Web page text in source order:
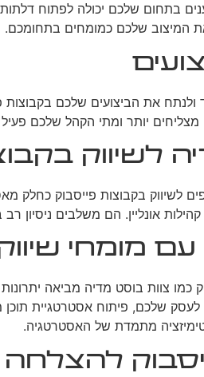
בתחום שלכם יכולה לפתוח דלתות
המיצוב שלכם כמומחים בתחומכם.
ולנתח את הביצועים שלכם
מצליחים יותר ומתי הקהל שלכם
לשיווק
לשיווק בקבוצות פייסבוק כחלק
קהילות אונליין. הם משלבים
עם מומחי
כמו צוות בוסט מדיה מביאה
לעסק שלכם, פיתוח אסטרטגיית
מתמדת של האסטרטגיה.